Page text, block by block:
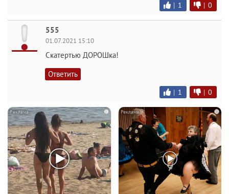
| 1 | 0
555
01.07.2021 15:10
Скатертью ДОРОШка!
Ответить
| 1 | 0
i i